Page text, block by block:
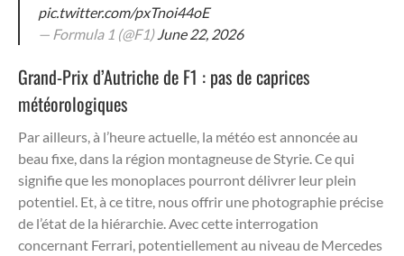
pic.twitter.com/pxTnoi44oE
— Formula 1 (@F1)June 22, 2026
Grand-Prix d’Autriche de F1 : pas de caprices
météorologiques
Par ailleurs, à l’heure actuelle, la météo est annoncée au
beau fixe, dans la région montagneuse de Styrie. Ce qui
signifie que les monoplaces pourront délivrer leur plein
potentiel. Et, à ce titre, nous offrir une photographie précise
de l’état de la hiérarchie. Avec cette interrogation
concernant Ferrari, potentiellement au niveau de Mercedes